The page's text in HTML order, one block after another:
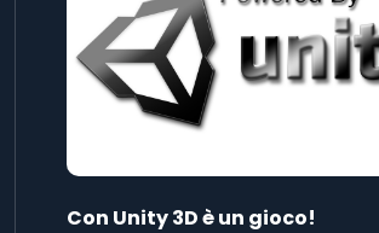
Con Unity 3D è un gioco!